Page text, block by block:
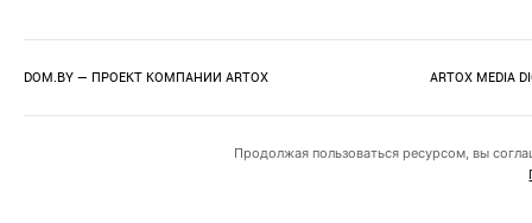
DOM.BY — ПРОЕКТ КОМПАНИИ ARTOX ARTOX MEDIA
Продолжая пользоваться ресурсом, вы